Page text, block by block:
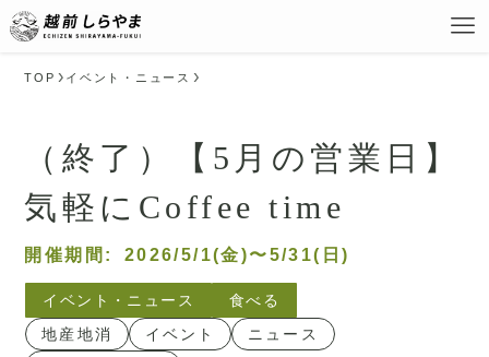
TOP イベント・ニュース
（終了）【5月の営業日】
気軽にCoffee time
開催期間: 2026/5/1(金)〜5/31(日)
イベント・ニュース
食べる
地産地消
イベント
ニュース